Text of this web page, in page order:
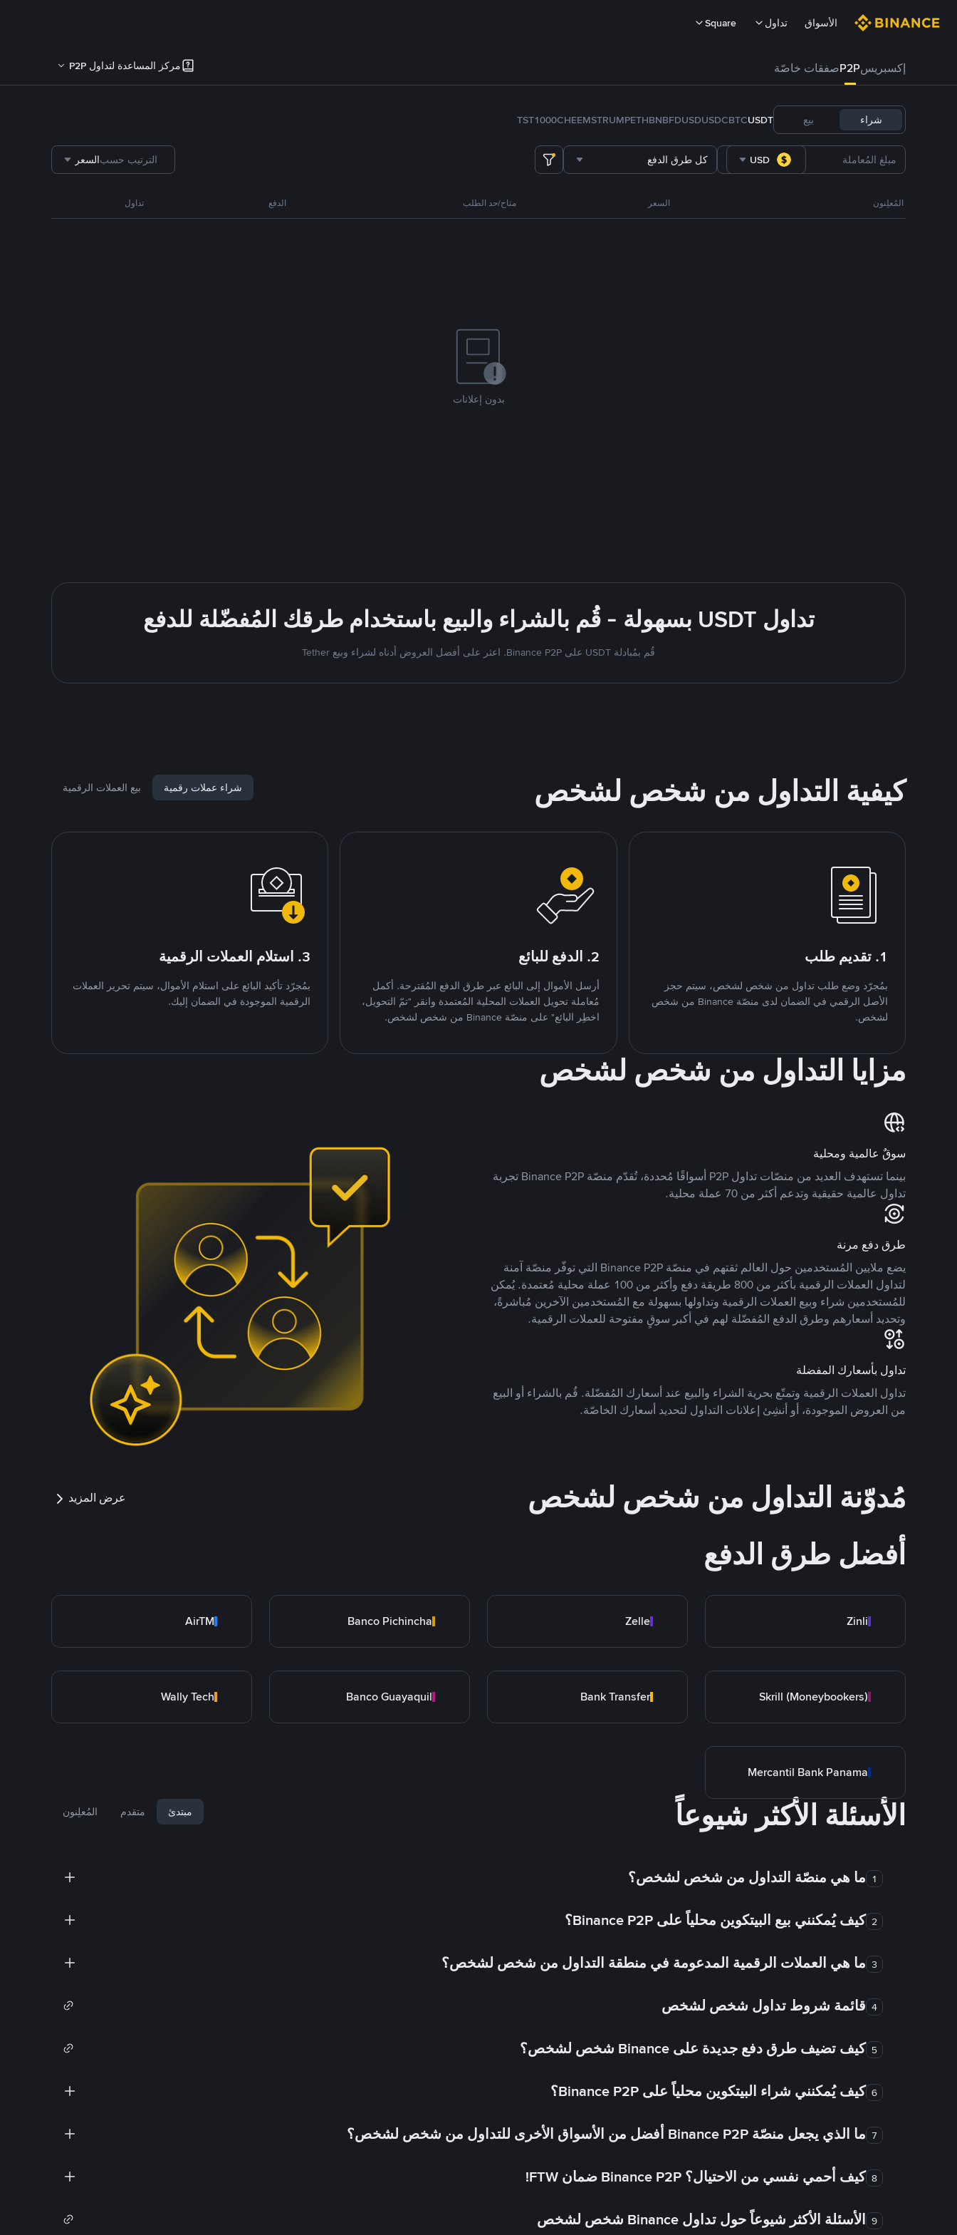
الأسواق تداول Square
إكسبريسP2Pصفقات خاصّة مركز المساعدة لتداول P2P
شراء بيع USDT
BTC
USDC
FDUSD
BNB
ETH
TRUMP
1000CHEEMS
TST
USD كل طرق الدفع الترتيب حسبالسعر
المُعلِنون السعر متاح/حد الطلب الدفع تداول
بدون إعلانات
تداول USDT بسهولة - قُم بالشراء والبيع باستخدام طرقك المُفضّلة للدفع
قُم بمُبادلة USDT على Binance P2P. اعثر على أفضل العروض أدناه لشراء وبيع Tether
كيفية التداول من شخص لشخص شراء عملات رقمية بيع العملات الرقمية
1. تقديم طلب
بمُجرّد وضع طلب تداول من شخص لشخص، سيتم حجز
الأصل الرقمي في الضمان لدى منصّة Binance من شخص
لشخص.
2. الدفع للبائع
أرسل الأموال إلى البائع عبر طرق الدفع المُقترحة. أكمل
مُعاملة تحويل العملات المحلية المُعتمدة وانقر "تمّ التحويل،
اخطِر البائع" على منصّة Binance من شخص لشخص.
3. استلام العملات الرقمية
بمُجرّد تأكيد البائع على استلام الأموال، سيتم تحرير العملات
الرقمية الموجودة في الضمان إليك.
مزايا التداول من شخص لشخص
سوقٌ عالمية ومحلية
بينما تستهدف العديد من منصّات تداول P2P أسواقًا مُحددة، تُقدّم منصّة Binance P2P تجربة
تداول عالمية حقيقية وتدعم أكثر من 70 عملة محلية.
طرق دفع مرنة
يضع ملايين المُستخدمين حول العالم ثقتهم في منصّة Binance P2P التي توفّر منصّة آمنة
لتداول العملات الرقمية بأكثر من 800 طريقة دفع وأكثر من 100 عملة محلية مُعتمدة. يُمكن
للمُستخدمين شراء وبيع العملات الرقمية وتداولها بسهولة مع المُستخدمين الآخرين مُباشرةً،
وتحديد أسعارهم وطرق الدفع المُفضّلة لهم في أكبر سوقٍ مفتوحة للعملات الرقمية.
تداول بأسعارك المفضلة
تداول العملات الرقمية وتمتّع بحرية الشراء والبيع عند أسعارك المُفضّلة. قُم بالشراء أو البيع
من العروض الموجودة، أو أنشِئ إعلانات التداول لتحديد أسعارك الخاصّة.
مُدوّنة التداول من شخص لشخص عرض المزيد
أفضل طرق الدفع
Zinli
Zelle
Banco Pichincha
AirTM
Skrill (Moneybookers)
Bank Transfer
Banco Guayaquil
Wally Tech
Mercantil Bank Panama
الأسئلة الأكثر شيوعاً مبتدئ متقدم المُعلِنون
1 ما هي منصّة التداول من شخص لشخص؟
2 كيف يُمكنني بيع البيتكوين محلياً على Binance P2P؟
3 ما هي العملات الرقمية المدعومة في منطقة التداول من شخص لشخص؟
4 قائمة شروط تداول شخص لشخص
5 كيف تضيف طرق دفع جديدة على Binance شخص لشخص؟
6 كيف يُمكنني شراء البيتكوين محلياً على Binance P2P؟
7 ما الذي يجعل منصّة Binance P2P أفضل من الأسواق الأخرى للتداول من شخص لشخص؟
8 كيف أحمي نفسي من الاحتيال؟ Binance P2P ضمان FTW!
9 الأسئلة الأكثر شيوعاً حول تداول Binance شخص لشخص